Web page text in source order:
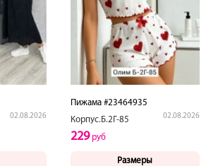
02.08.2026
Пижама #23464935
Корпус.Б.2Г-85
02.08.2026
229руб
Размеры